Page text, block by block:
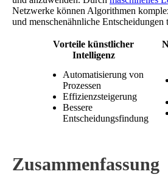
Netzwerke können Algorithmen
und menschenähnliche Entscheidungen
Vorteile künstlicher
Intelligenz
Automatisierung von
Prozessen
Effizienzsteigerung
Bessere
Entscheidungsfindung
Zusammenfassung